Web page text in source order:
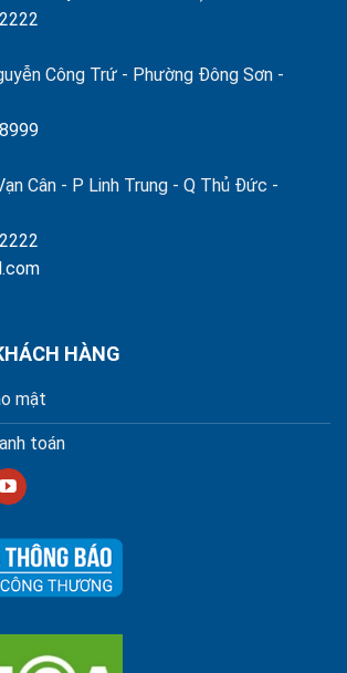
Công Trứ - Phường Đông Sơn -
Cân - P Linh Trung - Q Thủ Đức -
HÀNG
mật
toán